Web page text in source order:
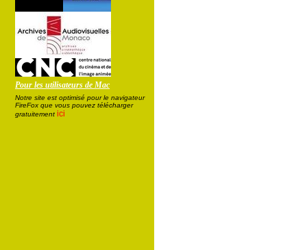
Pour les utilisateurs de Mac
Notre site est optimisé pour le navigateur
FireFox que vous pouvez télécharger
gratuitement ici